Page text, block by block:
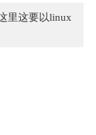
里这要以linux